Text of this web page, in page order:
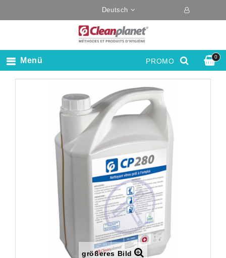
Deutsch
Menü 0
PROMO
größeres Bild